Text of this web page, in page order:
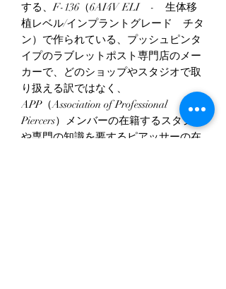
する、F-136（6AI4V ELI - 生体移
植レベル/インプラントグレード チタ
ン）で作られている、プッシュピンタ
イプのラブレットポスト専門店のメー
カーで、どのショップやスタジオで取
り扱える訳ではなく、
APP（Association of Professional
Piercers）メンバーの在籍するスタジオ
や専門の知識を要するピアッサーの在